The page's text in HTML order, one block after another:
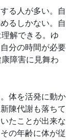
る人が多い。自
るしかない。自
解できる。ゆ
分の時間が必要
障害に見舞わ
体を活発に動か
陳代謝も落ちて
たことが出来な
の年齢に体が従